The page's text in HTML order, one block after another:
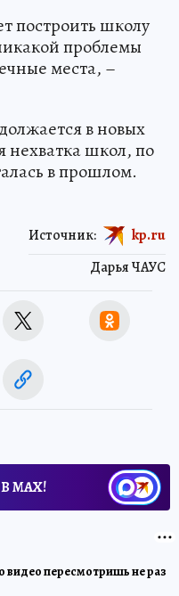
построить школу
проблемы
места, –
в новых
школ, по
в прошлом.
Дарья ЧАУС
Источник: kp.ru
МАХ!
видео пересмотришь не раз